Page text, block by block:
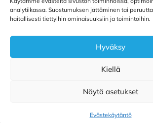
analytiikassa. Suostumuksen jättäminen tai
haitallisesti tiettyihin ominaisuuksiin ja toimintoihin.
Hyväksy
Kiellä
Näytä asetukset
Evästekäytäntö
Oulu
Kauppurienkatu 34
90100 Oulu
Copyright © 2026 Pilailu-Puoti | Toteutus ja ylläpito